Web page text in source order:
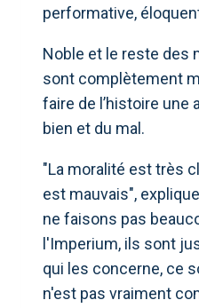
performative,
Noble et le reste des
sont complètement
faire de l’histoire une
bien et du mal.
"La moralité est très
est mauvais",
ne faisons pas
l'Imperium, ils sont
qui les concerne, ce
n'est pas vraiment